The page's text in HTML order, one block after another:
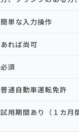
簡単な入力操作
あれば尚可
必須
普通自動車運転免許
試用期間あり（１カ月